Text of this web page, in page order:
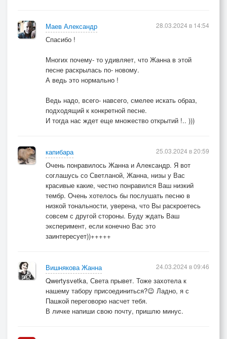
Маев Александр
Спасибо !
Многих почему- то удивляет, что Жанна в этой
песне раскрылась по- новому.
А ведь это нормально !
Ведь надо, всего- навсего, смелее искать образ,
подходящий к конкрeтной песне.
И тогда нас ждет еще множество открытий !.. )))
28.03.2024 в 14:54
капибара
Очень понравилось Жанна и Александр. Я вот
соглашусь со Светланой, Жанна, низы у Вас
красивые какие, честно понравился Ваш низкий
тембр. Очень хотелось бы послушать песню в
низкой тональности, уверена, что Вы раскроетесь
совсем с другой стороны. Буду ждать Ваш
эксперимент, если конечно Вас это
заинтересует))+++++
25.03.2024 в 20:59
Вишнякова Жанна
Qwertysvetka, Света прывет. Тоже захотела к
нашему табору присоединиться?😉 Ладно, я с
Пашкой переговорю насчет тебя.
В личке напиши свою почту, пришлю минус.
24.03.2024 в 09:46